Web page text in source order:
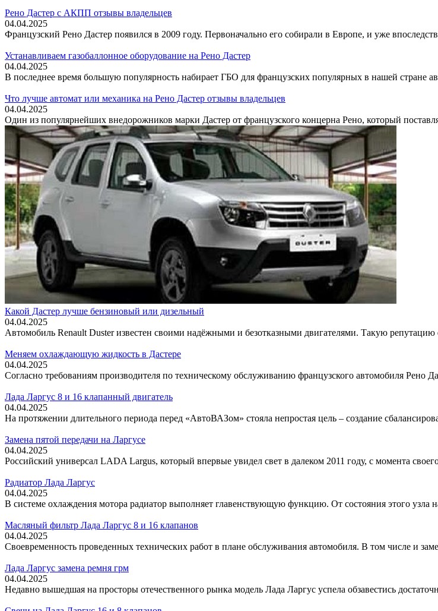
Рено Дастер с АКПП отзывы владельцев
04.04.2025
Французский Рено Дастер появился в 2009 году. Первоначально его собирали в Европе, и уже
Устанавливаем газобаллонное оборудование на Рено Дастер
04.04.2025
В последнее время большую популярность набирает ГБО для французских популярных в нашей стране
Что лучше автомат или механика на Рено Дастер отзывы владельцев
04.04.2025
Один из популярнейших внедорожников марки Дастер от французского концерна Рено, который
Какой Дастер лучше бензиновый или дизельный
04.04.2025
Автомобиль Renault Duster известен своими надёжными и безотказными двигателями. Такую
Меняем охлаждающую жидкость в Дастере
04.04.2025
Согласно требованиям производителя по техническому обслуживанию французского автомобиля Рено
Лада Ларгус 8 и 16 клапанный двигатель
04.04.2025
На протяжении длительного периода перед «АвтоВАЗом» стояла непростая цель – создание
Замена пятой передачи на Ларгусе
04.04.2025
Российский универсал LADA Largus, который впервые увидел свет в далеком 2011 году, с момента
Радиатор Лада Ларгус
04.04.2025
В системе охлаждения мотора радиатор выполняет главенствующую функцию. От состояния этого узла
Масляный фильтр Лада Ларгус 8 и 16 клапанов
04.04.2025
Своевременность проведенных технических работ в плане обслуживания автомобиля. В том числе и
Лада Ларгус замена ремня грм
04.04.2025
Недавно вышедшая на просторы отечественного рынка модель Лада Ларгус успела обзавестись